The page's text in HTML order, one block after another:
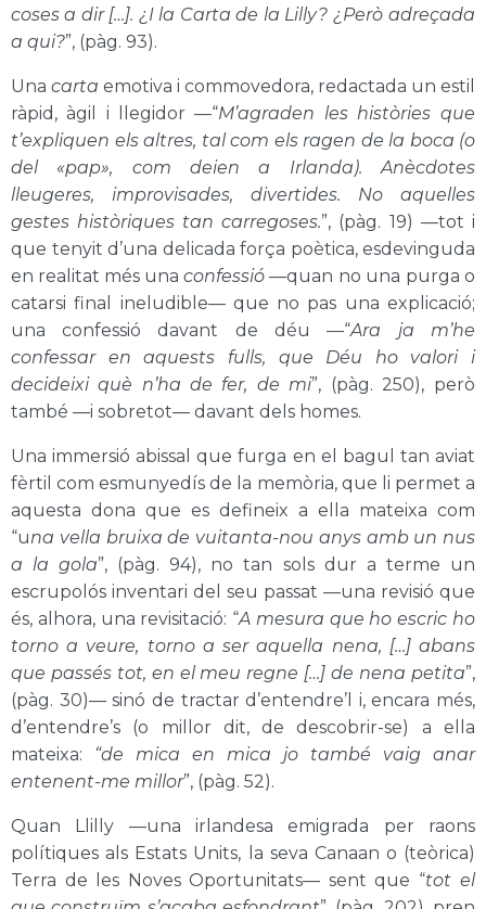
coses a dir […]. ¿I la Carta de la Lilly? ¿Però adreçada
a qui?”, (pàg. 93).
Una carta emotiva i commovedora, redactada un estil
ràpid, àgil i llegidor —“M’agraden les històries que
t’expliquen els altres, tal com els ragen de la boca (o
del «pap», com deien a Irlanda). Anècdotes
lleugeres, improvisades, divertides. No aquelles
gestes històriques tan carregoses.”, (pàg. 19) —tot i
que tenyit d’una delicada força poètica, esdevinguda
en realitat més una confessió —quan no una purga o
catarsi final ineludible— que no pas una explicació;
una confessió davant de déu —“Ara ja m’he
confessar en aquests fulls, que Déu ho valori i
decideixi què n’ha de fer, de mi”, (pàg. 250), però
també —i sobretot— davant dels homes.
Una immersió abissal que furga en el bagul tan aviat
fèrtil com esmunyedís de la memòria, que li permet a
aquesta dona que es defineix a ella mateixa com
“una vella bruixa de vuitanta-nou anys amb un nus
a la gola”, (pàg. 94), no tan sols dur a terme un
escrupolós inventari del seu passat —una revisió que
és, alhora, una revisitació: “A mesura que ho escric ho
torno a veure, torno a ser aquella nena, […] abans
que passés tot, en el meu regne […] de nena petita”,
(pàg. 30)— sinó de tractar d’entendre’l i, encara més,
d’entendre’s (o millor dit, de descobrir-se) a ella
mateixa:
“de mica en mica jo també vaig anar
entenent-me millor”, (pàg. 52).
Quan Llilly —una irlandesa emigrada per raons
polítiques als Estats Units, la seva Canaan o (teòrica)
Terra de les Noves Oportunitats— sent que “tot el